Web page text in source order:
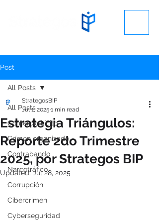
Post
All Posts
Comercio ilícito
Crímen organizado
Contrabando
Narcotráfico
Corrupción
Cibercrimen
Cyberseguridad
All Posts
Estrategia Triángulos:
Reporte 2do Trimestre
2025, por Strategos BIP
StrategosBIP
Jul 1, 2025 1 min read
Updated:Jul 28, 2025